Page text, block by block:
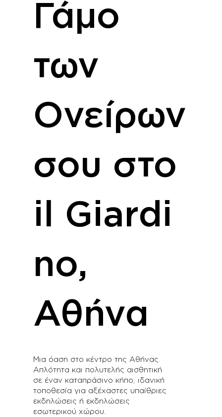
Γάμο
των
Ονείρων
σου στο
il Giardi
no,
Αθήνα
Μια όαση στο κέντρο της Αθήνας.
Απλότητα και πολυτελής αισθητική
σε έναν καταπράσινο κήπο, ιδανική
τοποθεσία για αξέχαστες υπαίθριες
εκδηλώσεις ή εκδηλώσεις
εσωτερικού χώρου.